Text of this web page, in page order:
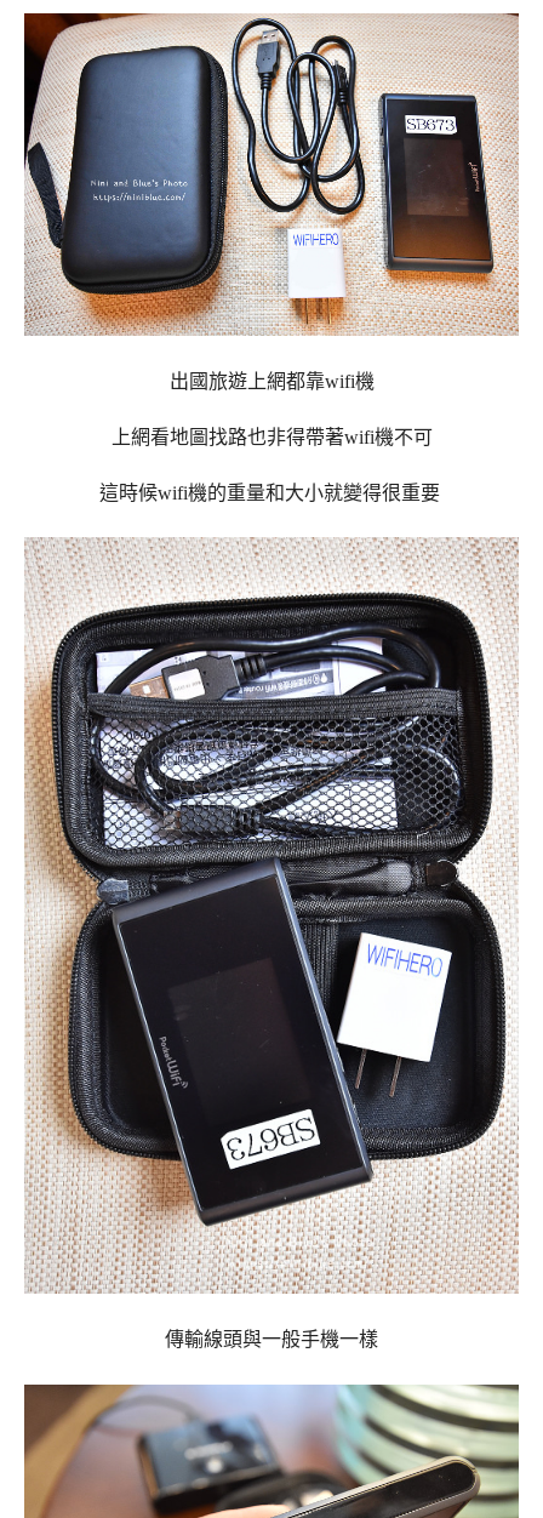
出國旅遊上網都靠wifi機
上網看地圖找路也非得帶著wifi機不可
這時候wifi機的重量和大小就變得很重要
傳輸線頭與一般手機一樣